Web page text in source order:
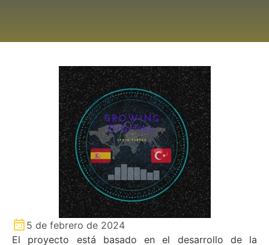
5 de febrero de 2024
El proyecto está basado en el desarrollo de la